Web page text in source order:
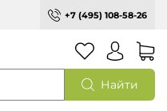
+7 (495) 108-58-26
Найти